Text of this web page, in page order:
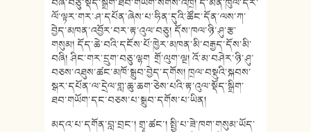
ལོ་ལྟར་གར་ཤ་དཔོན་ཞེས་པ་ཧིན་དུའི་ཚོང་དོན་ལས་ཀ་
བྱེད་མཁན་འབྱོར་བར་རྟ་འུལ་བཅུ། དོས་ཁལ་ཉི་ཤུ་རྩ་
གསུམ། དོད་ཆེ་བའི་དངོས་པོ་ཁྱེར་མཁན་མི་བརྒྱད་དོས་མི་
བཞི། ཤིང་གར་དྲུག་བཅུ་ལྷག གྲོ་ལུག་ལྔ། འོ་མ་བཤེར་ཉི་ཤུ་
བཅས་འཐུས་ཚང་མཁོ་སྒྲུབ་བྱེད་དགོས། ཁྲལ་བསྡུའི་སྐབས་
སྒར་དཔོན་ལ་དྲེལ་གླ་ཆུ་ཆག་ཅེས་པའི་རྟ་འུལ་སྡོད་སྒྲིག་
ཐབ་གཡོག་དང་བཅས་པ་སྒྲུབ་དགོས་པ་ཡིན།
མདའ་པ་དགོན་བླ་བྲང་། གྲྭ་ཚང་། སྤྱི་པ་ཟེ་ཁག་གསུམ་ཡོད་